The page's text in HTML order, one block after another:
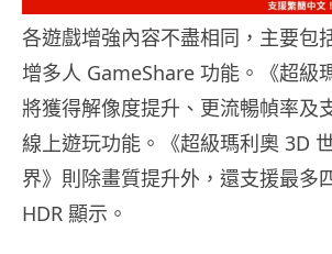
各遊戲增強內容不盡相同，主要包
增多人 GameShare 功能。《超級
將獲得解像度提升、更流暢幀率及
線上遊玩功能。《超級瑪利奧 3D
界》則除畫質提升外，還支援最多
HDR 顯示。